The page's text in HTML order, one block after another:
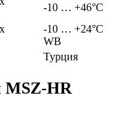
-10 … +46°C
-10 … +24°C
WB
Турция
MSZ-HR